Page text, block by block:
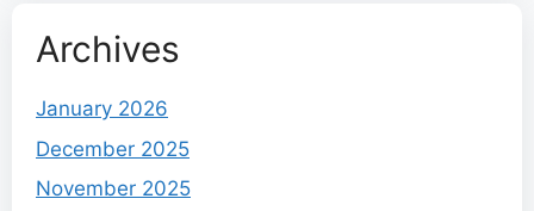
Archives
January 2026
December 2025
November 2025